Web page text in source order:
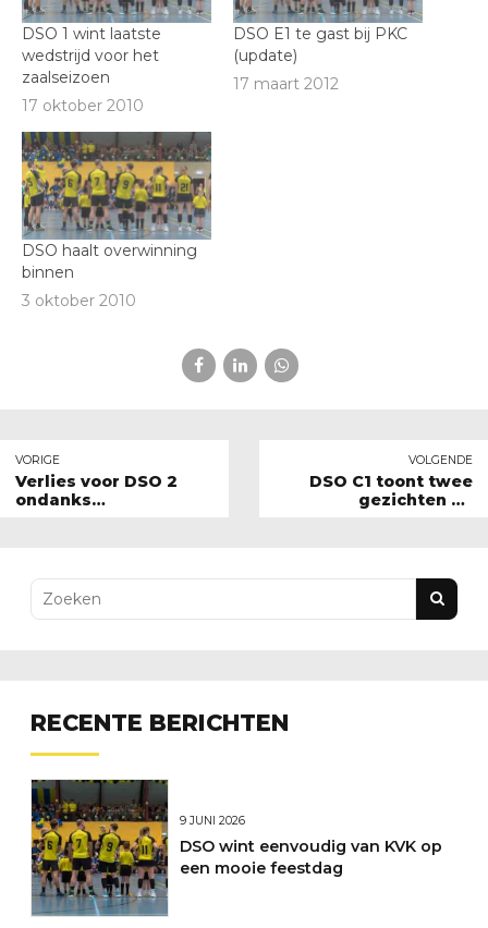
DSO 1 wint laatste
wedstrijd voor het
zaalseizoen
17 oktober 2010
DSO E1 te gast bij PKC
(update)
17 maart 2012
DSO haalt overwinning
binnen
3 oktober 2010
VORIGE
Verlies voor DSO 2
ondanks
VOLGENDE
DSO C1 toont twee
gezichten bij
RECENTE BERICHTEN
9 JUNI 2026
DSO wint eenvoudig van KVK op
een mooie feestdag